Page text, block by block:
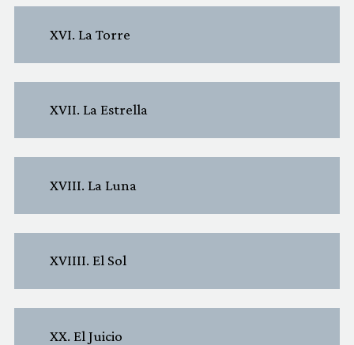
XVI. La Torre
XVII. La Estrella
XVIII. La Luna
XVIIII. El Sol
XX. El Juicio